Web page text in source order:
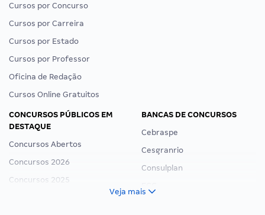
Cursos por Concurso
Cursos por Carreira
Cursos por Estado
Cursos por Professor
Oficina de Redação
Cursos Online Gratuitos
CONCURSOS PÚBLICOS EM
DESTAQUE
Concursos Abertos
Concursos 2026
Concursos 2025
BANCAS DE CONCURSOS
Cebraspe
Cesgranrio
Consulplan
Veja mais